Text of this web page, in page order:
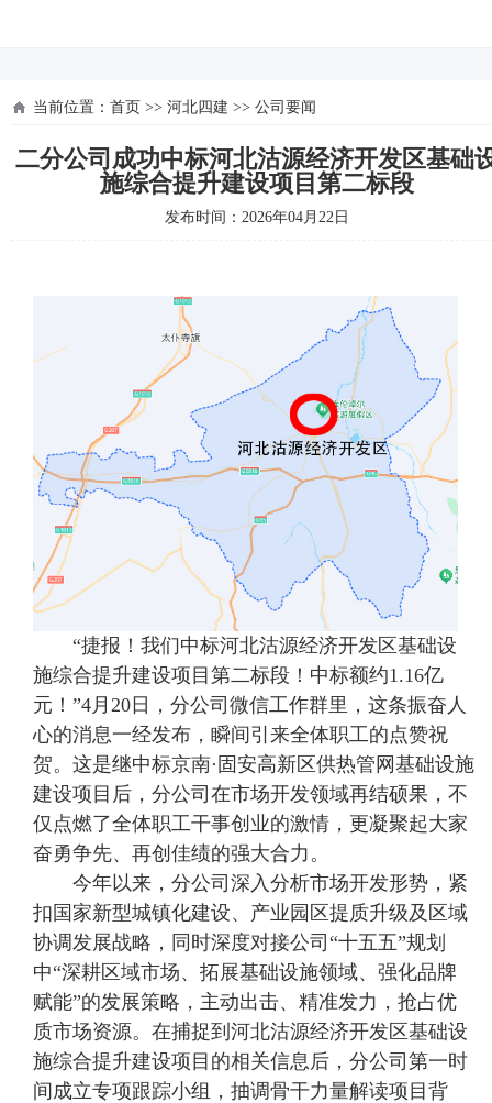
当前位置： 首页 >> 河北四建 >> 公司要闻
二分公司成功中标河北沽源经济开发区基础
施综合提升建设项目第二标段
发布时间：2026年04月22日
“捷报！我们中标河北沽源经济开发区基础设
施综合提升建设项目第二标段！中标额约1.16亿
元！”4月20日，分公司微信工作群里，这条振奋人
心的消息一经发布，瞬间引来全体职工的点赞祝
贺。这是继中标京南·固安高新区供热管网基础设施
建设项目后，分公司在市场开发领域再结硕果，不
仅点燃了全体职工干事创业的激情，更凝聚起大家
奋勇争先、再创佳绩的强大合力。
今年以来，分公司深入分析市场开发形势，紧
扣国家新型城镇化建设、产业园区提质升级及区域
协调发展战略，同时深度对接公司“十五五”规划
中“深耕区域市场、拓展基础设施领域、强化品牌
赋能”的发展策略，主动出击、精准发力，抢占优
质市场资源。在捕捉到河北沽源经济开发区基础设
施综合提升建设项目的相关信息后，分公司第一时
间成立专项跟踪小组，抽调骨干力量解读项目背